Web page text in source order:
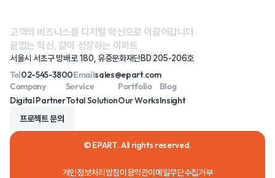
고객의 비즈니스를 디지털 혁신으로 이끌어갑니다
끝없는 혁신, 같이 성장하는 이파트
서울시 서초구 방배로 180, 유중문화재단BD 205-206호
Tel02-545-3800Emailsales@epart.com
Company
Digital Partner
Service
Total Solution
Portfolio
Our Works
Blog
Insight
프로젝트 문의
© EPART. All rights reserved.
개인정보처리방침이용약관이메일무단수집거부